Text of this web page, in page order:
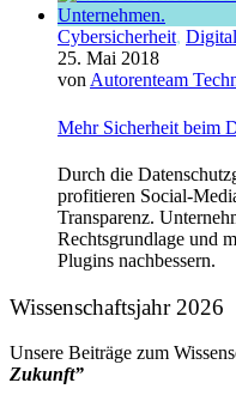
Cybersicherheit, Digital
25. Mai 2018
von Autorenteam
Mehr Sicherheit beim
Durch die
profitieren Social-
Transparenz.
Rechtsgrundlage und
Plugins nachbessern.
Wissenschaftsjahr 2026
Unsere Beiträge zum
Zukunft”